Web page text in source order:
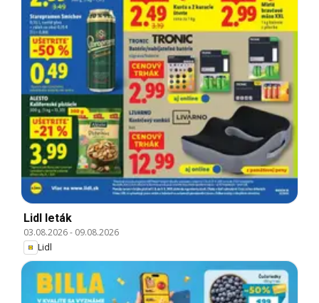
Lidl leták
03.08.2026- 09.08.2026
Lidl